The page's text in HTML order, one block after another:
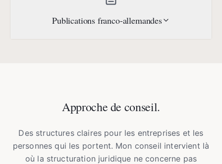
Publications franco-allemandes
Approche de conseil.
Des structures claires pour les entreprises et les
personnes qui les portent. Mon conseil intervient là
où la structuration juridique ne concerne pas